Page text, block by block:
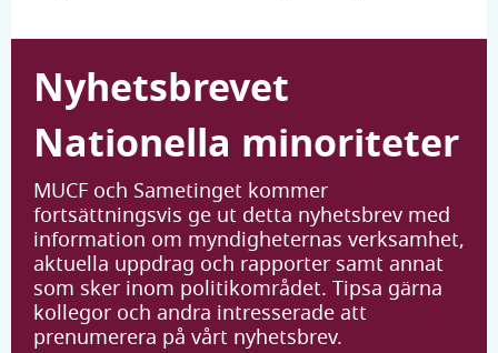
Nyhetsbrevet
Nationella minoriteter
MUCF och Sametinget kommer
fortsättningsvis ge ut detta nyhetsbrev med
information om myndigheternas verksamhet,
aktuella uppdrag och rapporter samt annat
som sker inom politikområdet. Tipsa gärna
kollegor och andra intresserade att
prenumerera på vårt nyhetsbrev.